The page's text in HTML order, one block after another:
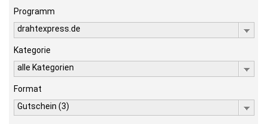
Programm
drahtexpress.de
Kategorie
alle Kategorien
Format
Gutschein (3)